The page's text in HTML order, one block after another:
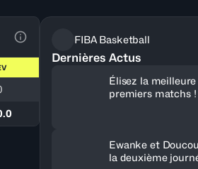
Voir la Légende du Tableau
FIBA Basketball
Dernières Actus
Élisez la
premiers matchs !
Ewanke et
la deuxième